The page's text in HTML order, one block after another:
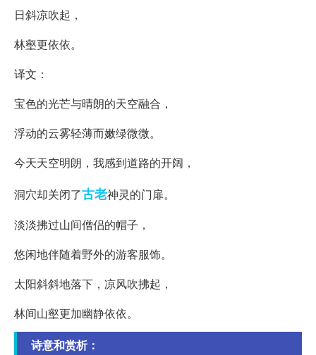
日斜凉吹起，
林壑更依依。
译文：
宝色的光芒与晴朗的天空融合，
浮动的云雾轻薄而嫩绿微微。
今天天空明朗，我感到道路的开阔，
洞穴却关闭了古老神灵的门扉。
淡淡拂过山间僧侣的帽子，
悠闲地伴随着野外的游客服饰。
太阳斜斜地落下，凉风吹拂起，
林间山壑更加幽静依依。
诗意和赏析：